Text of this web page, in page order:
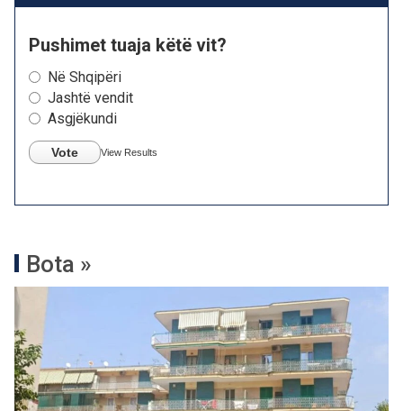
Pushimet tuaja këtë vit?
Në Shqipëri
Jashtë vendit
Asgjëkundi
Vote View Results
Bota »